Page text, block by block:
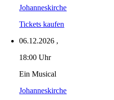
Johanneskirche
Tickets kaufen
06.12.2026 ,
18:00 Uhr
Ein Musical
Johanneskirche